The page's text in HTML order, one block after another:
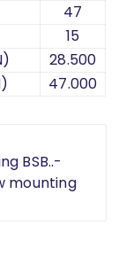
47
15
28.500
47.000
BSB..-
mounting